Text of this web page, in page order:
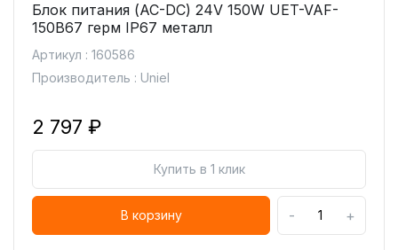
Блок питания (AC-DC) 24V 150W UET-VAF-
150B67 герм IP67 металл
Артикул : 160586
Производитель : Uniel
2 797 ₽
Купить в 1 клик
В корзину - +